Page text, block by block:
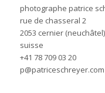
photographe patrice
rue de chasseral 2
2053 cernier (neuchâtel)
suisse
+41 78 709 03 20
p@patriceschreyer.com